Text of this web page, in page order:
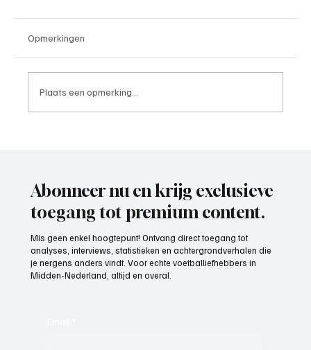
Opmerkingen
Plaats een opmerking...
Abonneer nu en krijg exclusieve
toegang tot premium content.
Mis geen enkel hoogtepunt! Ontvang direct toegang tot
analyses, interviews, statistieken en achtergrondverhalen die
je nergens anders vindt. Voor echte voetballiefhebbers in
Midden-Nederland, altijd en overal.